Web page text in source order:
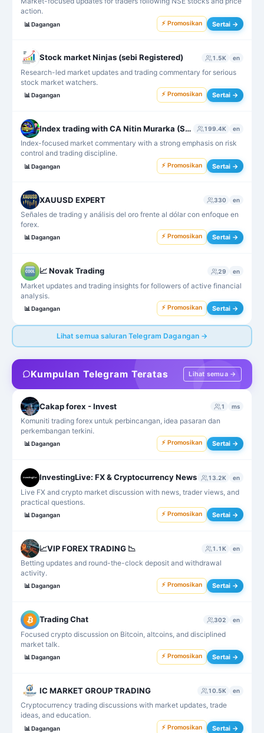
action.
📊 Dagangan ⚡ Promosikan Sertai →
Stock market Ninjas (sebi Registered) 1.5K en
Research-led market updates and trading commentary for serious
stock market watchers.
📊 Dagangan ⚡ Promosikan Sertai →
Index trading with CA Nitin Murarka (SMC) 199.4K en
Index-focused market commentary with a strong emphasis on risk
control and trading discipline.
📊 Dagangan ⚡ Promosikan Sertai →
XAUUSD EXPERT 330 en
Señales de trading y análisis del oro frente al dólar con enfoque en
forex.
📊 Dagangan ⚡ Promosikan Sertai →
📈 Novak Trading 29 en
Market updates and trading insights for followers of active financial
analysis.
📊 Dagangan ⚡ Promosikan Sertai →
Lihat semua saluran Telegram Dagangan →
Kumpulan Telegram Teratas Lihat semua →
Cakap forex - Invest 1 ms
Komuniti trading forex untuk perbincangan, idea pasaran dan
perkembangan terkini.
📊 Dagangan ⚡ Promosikan Sertai →
InvestingLive: FX & Cryptocurrency News 13.2K en
Live FX and crypto market discussion with news, trader views, and
practical questions.
📊 Dagangan ⚡ Promosikan Sertai →
📈VIP FOREX TRADING 📉 1.1K en
Betting updates and round-the-clock deposit and withdrawal
activity.
📊Dagangan ⚡ Promosikan Sertai →
Trading Chat 302 en
Focused crypto discussion on Bitcoin, altcoins, and disciplined
market talk.
📊 Dagangan ⚡ Promosikan Sertai →
IC MARKET GROUP TRADING 10.5K en
Cryptocurrency trading discussions with market updates, trade
ideas, and education.
📊 Dagangan ⚡ Promosikan Sertai →